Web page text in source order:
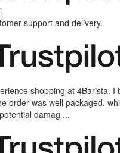
support and delivery.
shopping at 4Barista. I
order was well packaged,
damag ...